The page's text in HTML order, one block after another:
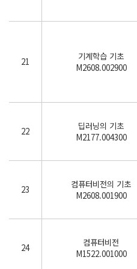
21
기계학습 기초
M2608.002900
22
딥러닝의 기초
M2177.004300
23
컴퓨터비전의 기초
M2608.001900
24
컴퓨터비전
M1522.001000